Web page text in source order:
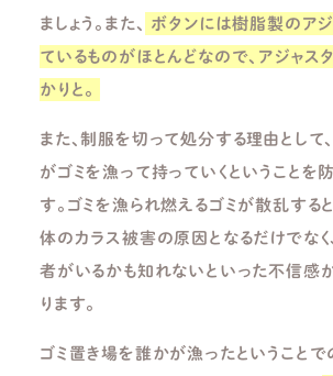
ましょう。また、 ボタンには樹脂製のア
ているものがほとんどなので、アジャス
かりと。
また、制服を切って処分する理由として
がゴミを漁って持っていくということを
す。ゴミを漁られ燃えるゴミが散乱する
体のカラス被害の原因となるだけでな
者がいるかも知れないといった不信感
ります。
ゴミ置き場を誰かが漁ったということで